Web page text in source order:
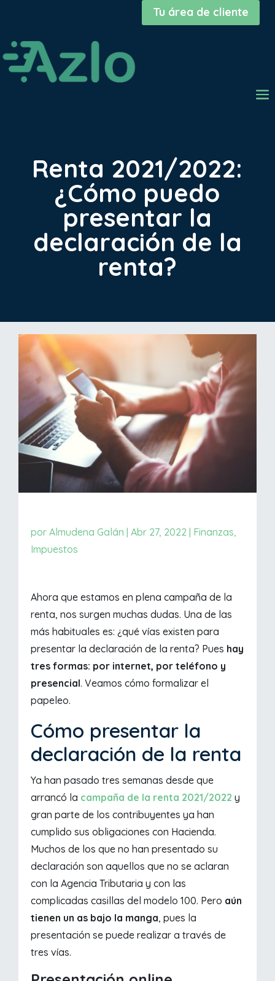
Tu área de cliente
Renta 2021/2022:
¿Cómo puedo
presentar la
declaración de la
renta?
porAlmudena Galán |Abr 27, 2022 Finanzas,
Impuestos
Ahora que estamos en plena campaña de la
renta, nos surgen muchas dudas. Una de las
más habituales es: ¿qué vías existen para
presentar la declaración de la renta? Pues hay
tres formas: por internet, por teléfono y
presencial. Veamos cómo formalizar el
papeleo.
Cómo presentar la
declaración de la renta
Ya han pasado tres semanas desde que
arrancó la campaña de la renta 2021/2022 y
gran parte de los contribuyentes ya han
cumplido sus obligaciones con Hacienda.
Muchos de los que no han presentado su
declaración son aquellos que no se aclaran
con la Agencia Tributaria y con las
complicadas casillas del modelo 100. Pero aún
tienen un as bajo la manga, pues la
presentación se puede realizar a través de
tres vías.